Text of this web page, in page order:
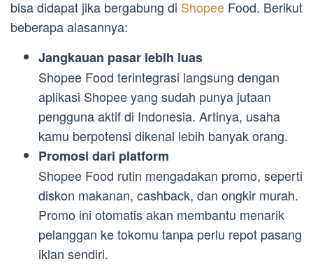
bisa didapat jika bergabung di Shopee Food. Berikut
beberapa alasannya:
Jangkauan pasar lebih luas
Shopee Food terintegrasi langsung dengan
aplikasi Shopee yang sudah punya jutaan
pengguna aktif di Indonesia. Artinya, usaha
kamu berpotensi dikenal lebih banyak orang.
Promosi dari platform
Shopee Food rutin mengadakan promo, seperti
diskon makanan, cashback, dan ongkir murah.
Promo ini otomatis akan membantu menarik
pelanggan ke tokomu tanpa perlu repot pasang
iklan sendiri.